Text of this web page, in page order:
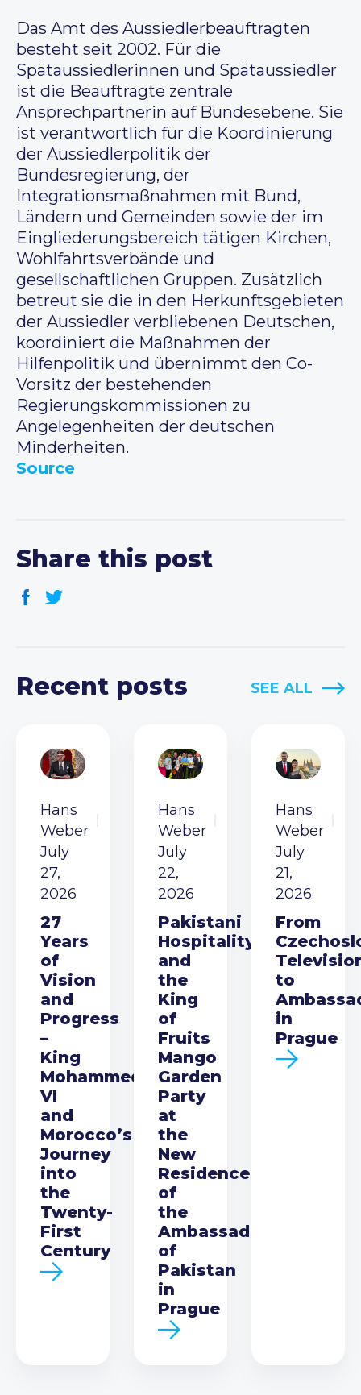
Das Amt des Aussiedlerbeauftragten
besteht seit 2002. Für die
Spätaussiedlerinnen und Spätaussiedler
ist die Beauftragte zentrale
Ansprechpartnerin auf Bundesebene. Sie
ist verantwortlich für die Koordinierung
der Aussiedlerpolitik der
Bundesregierung, der
Integrationsmaßnahmen mit Bund,
Ländern und Gemeinden sowie der im
Eingliederungsbereich tätigen Kirchen,
Wohlfahrtsverbände und
gesellschaftlichen Gruppen. Zusätzlich
betreut sie die in den Herkunftsgebieten
der Aussiedler verbliebenen Deutschen,
koordiniert die Maßnahmen der
Hilfenpolitik und übernimmt den Co-
Vorsitz der bestehenden
Regierungskommissionen zu
Angelegenheiten der deutschen
Minderheiten.
Source
Share this post
Recent posts SEE ALL
Hans
Weber
July
27,
2026
27
Years
of
Vision
and
Progress
–
King
Mohammed
VI
and
Morocco’s
Journey
into
the
Twenty-
First
Century
Hans
Weber
July
22,
2026
Pakistani
Hospitality
and
the
King
of
Fruits
Mango
Garden
Party
at
the
New
Residence
of
the
Ambassador
of
Pakistan
in
Prague
Hans
Weber
July
21,
2026
From
to
in
Prague